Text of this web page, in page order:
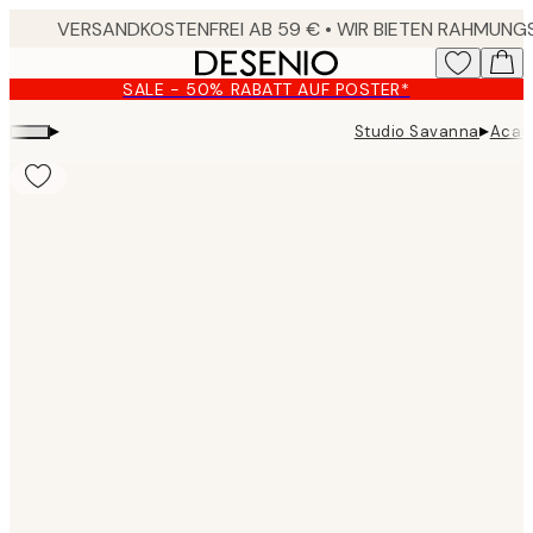
content.
SALE - 50% RABATT AUF POSTER*
▸ Studio Savanna▸